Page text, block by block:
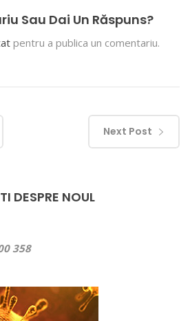
Sau Dai Un Răspuns?
pentru a publica un comentariu.
Next Post
DESPRE NOUL
358